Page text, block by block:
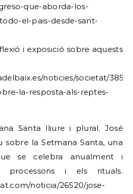
que-aborda-los-
el-pais-desde-sant-
i exposició sobre aquests
noticies/societat/
la-resposta-als-reptes-
Santa lliure i plural. José
sobre la Setmana Santa, una
se celebra anualment i
processons i els rituals.
noticia/26520/jose-